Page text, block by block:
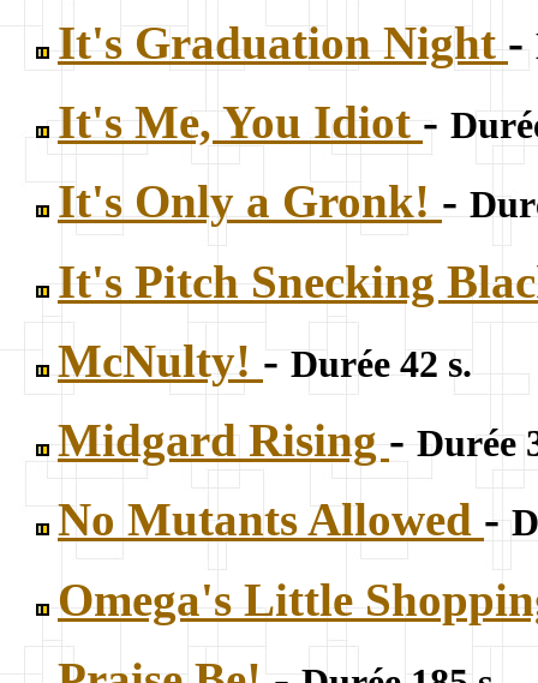
It's Graduation Night -
It's Me, You Idiot -
It's Only a Gronk! -
It's Pitch Snecking
McNulty! - Durée 42 s.
Midgard Rising - Durée
No Mutants Allowed -
Omega's Little